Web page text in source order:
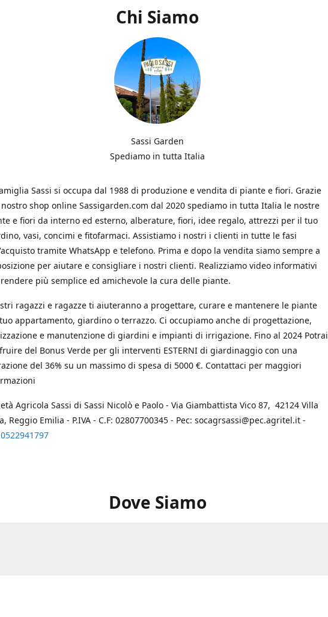
Chi Siamo
Sassi Garden
Spediamo in tutta Italia
Sassi si occupa dal 1988 di produzione e vendita di piante e fiori. Grazie
shop online Sassigarden.com dal 2020 spediamo in tutta Italia le nostre
e fiori da interno ed esterno, alberature, fiori, idee regalo, attrezzi per il tuo
vasi, concimi e fitofarmaci. Assistiamo i nostri i clienti in tutte le fasi
tramite WhatsApp e telefono. Prima e dopo la vendita siamo sempre a
per aiutare e consigliare i nostri clienti. Realizziamo video informativi
più semplice ed amichevole la cura delle piante.
ragazzi e ragazze ti aiuteranno a progettare, curare e mantenere le piante
appartamento, giardino o terrazzo. Ci occupiamo anche di progettazione,
e manutenzione di giardini e impianti di irrigazione. Fino al 2024 Potrai
del Bonus Verde per gli interventi ESTERNI di giardinaggio con una
del 36% su un massimo di spesa di 5000 €. Contattaci per maggiori
Agricola Sassi di Sassi Nicolò e Paolo - Via Giambattista Vico 87, 42124 Villa
Reggio Emilia - P.IVA - C.F: 02807700345 - Pec: socagrsassi@pec.agritel.it -
0522941797
Dove Siamo